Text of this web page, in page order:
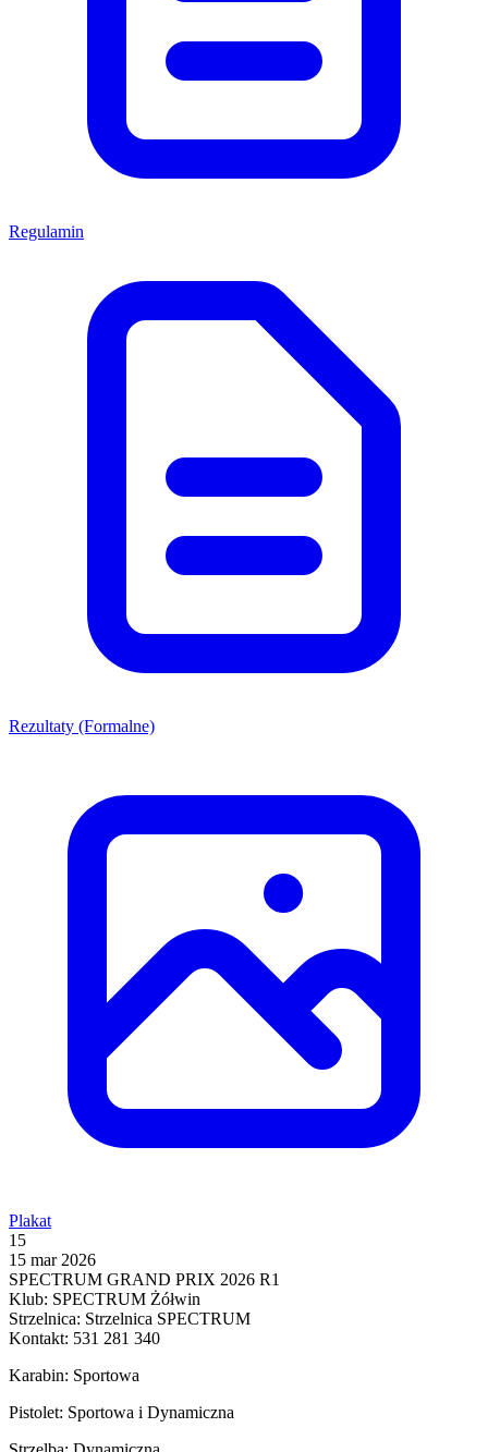
Regulamin
Rezultaty (Formalne)
Plakat
15
15 mar 2026
SPECTRUM GRAND PRIX 2026 R1
Klub: SPECTRUM Żółwin
Strzelnica: Strzelnica SPECTRUM
Kontakt: 531 281 340
Karabin: Sportowa
Pistolet: Sportowa i Dynamiczna